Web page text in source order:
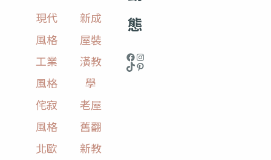
現代
風格
工業
風格
侘寂
風格
北歐
新成
屋裝
潢教
學
老屋
舊翻
新教
態